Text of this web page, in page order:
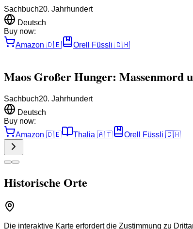
Sachbuch20. Jahrhundert
Deutsch
Buy now:
Amazon 🇩🇪 Orell Füssli 🇨🇭
Maos Großer Hunger: Massenmord
Sachbuch20. Jahrhundert
Deutsch
Buy now:
Amazon 🇩🇪 Thalia 🇦🇹 Orell Füssli 🇨🇭
Historische Orte
Die interaktive Karte erfordert die Zustimmung zu